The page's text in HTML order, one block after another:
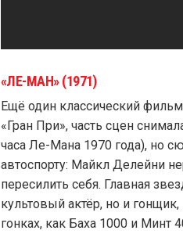
«ЛЕ-МАН» (1971)
Ещё один классический
«Гран При», часть сцен
часа Ле-Мана 1970 года), но
автоспорту: Майкл Делейни
пересилить себя. Главная
культовый актёр, но и
гонках, как Баха 1000 и Минт